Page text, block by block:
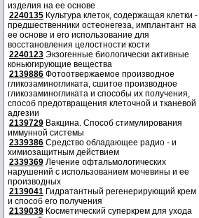
изделия на ее основе
2240135 Культура клеток, содержащая клетки -
предшественники остеонегеза, имплантант на
ее основе и его использование для
восстановления целостности кости
2240123 Экзогенные биологически активные
коньюгирующие вещества
2139886 Фотоотвержаемое производное
гликозаминогликата, сшитое производное
гликозаминогликата и способы их получения,
способ предотвращения клеточной и тканевой
адгезии
2139729 Вакцина. Способ стимулирования
иммунной системы
2339386 Средство обладающее радио - и
химиозащитным действием
2339369 Лечение офтальмологических
нарушений с использованием мочевины и ее
производных
2139041 Гидратантный регенерирующий крем
и способ его получения
2139039 Косметический суперкрем для ухода